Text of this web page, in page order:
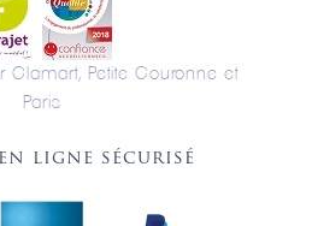
Clamart, Petite Couronne et
Paris
ligne sécurisé